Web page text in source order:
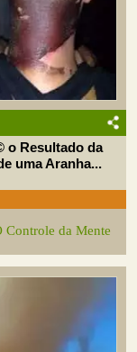
o Resultado da
uma Aranha...
Controle da Mente